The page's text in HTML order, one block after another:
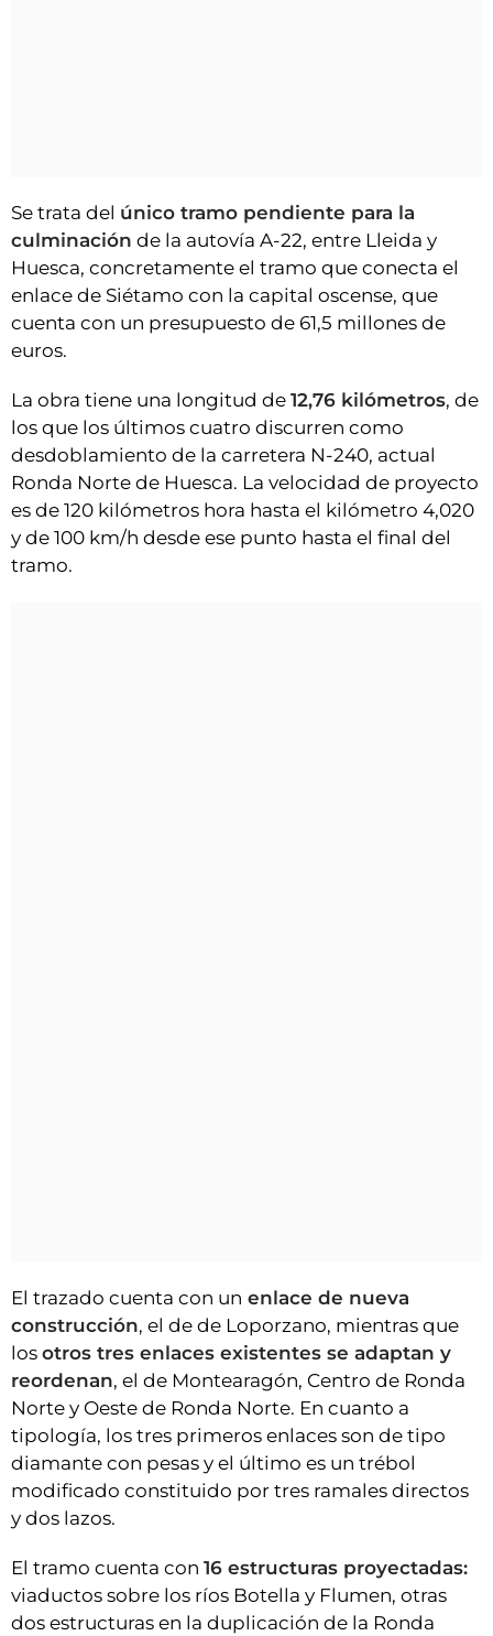
Se trata del único tramo pendiente para la
culminación de la autovía A-22, entre Lleida y
Huesca, concretamente el tramo que conecta el
enlace de Siétamo con la capital oscense, que
cuenta con un presupuesto de 61,5 millones de
euros.
La obra tiene una longitud de 12,76 kilómetros, de
los que los últimos cuatro discurren como
desdoblamiento de la carretera N-240, actual
Ronda Norte de Huesca. La velocidad de proyecto
es de 120 kilómetros hora hasta el kilómetro 4,020
y de 100 km/h desde ese punto hasta el final del
tramo.
El trazado cuenta con un enlace de nueva
construcción, el de de Loporzano, mientras que
los otros tres enlaces existentes se adaptan y
reordenan, el de Montearagón, Centro de Ronda
Norte y Oeste de Ronda Norte. En cuanto a
tipología, los tres primeros enlaces son de tipo
diamante con pesas y el último es un trébol
modificado constituido por tres ramales directos
y dos lazos.
El tramo cuenta con 16 estructuras proyectadas:
viaductos sobre los ríos Botella y Flumen, otras
dos estructuras en la duplicación de la Ronda